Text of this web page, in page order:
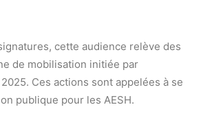
cette audience relève des
de mobilisation initiée par
Ces actions sont appelées à se
publique pour les AESH.